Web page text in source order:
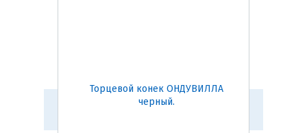
Торцевой конек ОНДУВИЛЛА
черный.